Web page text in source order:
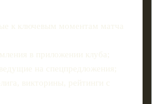
к ключевым моментам матча
в приложении клуба;
на спецпредложения;
викторины, рейтинги с